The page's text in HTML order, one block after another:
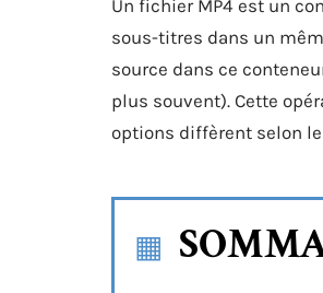
Un fichier MP4 est un
sous-titres dans un
source dans ce
plus souvent). Cette
options diffèrent selon